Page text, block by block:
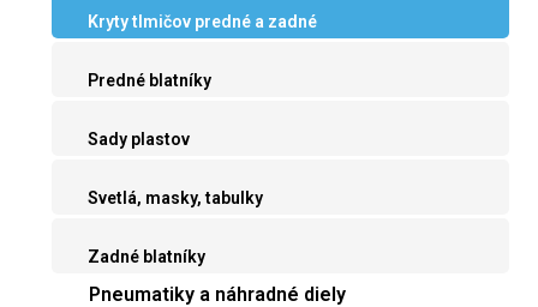
Kryty tlmičov predné a zadné
Predné blatníky
Sady plastov
Svetlá, masky, tabulky
Zadné blatníky
Pneumatiky a náhradné diely